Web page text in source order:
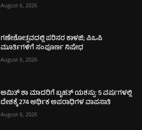
August 6, 2026
ಗಣೇಶೋತ್ಸವದಲ್ಲಿ ಪರಿಸರ ಕಾಳಜಿ; ಪಿಒಪಿ
ಮೂರ್ತಿಗಳಿಗೆ ಸಂಪೂರ್ಣ ನಿಷೇಧ
August 6, 2026
ಅಮಿತ್ ಶಾ ಮಾದರಿಗೆ ಬೃಹತ್ ಯಶಸ್ಸು: 5 ವರ್ಷಗಳಲ್ಲಿ
ದೇಶಕ್ಕೆ 274 ಆರ್ಥಿಕ ಅಪರಾಧಿಗಳ ವಾಪಸಾತಿ
August 6, 2026